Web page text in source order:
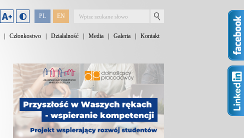
PL EN
Członkostwo Działalność Media Galeria Kontakt